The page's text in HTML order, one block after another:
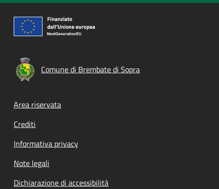
Comune di Brembate di Sopra
Footer menu
Area riservata
Crediti
Informativa privacy
Note legali
Dichiarazione di accessibilità